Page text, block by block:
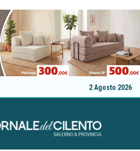
2 Agosto 2026